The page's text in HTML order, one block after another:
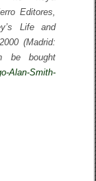
Editores,
Life and
(Madrid:
be bought
Alan-Smith-